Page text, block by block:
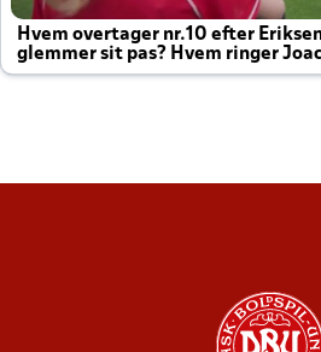
Hvem overtager nr.10 efter
glemmer sit pas? Hvem ringer
altid til efter kampe?